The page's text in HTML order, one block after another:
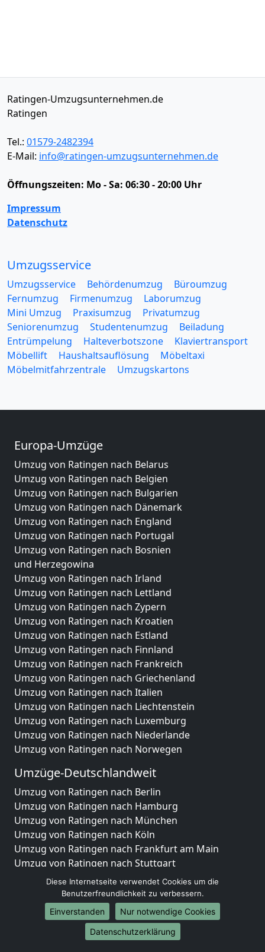
Ratingen-Umzugsunternehmen.de
Ratingen
Tel.: 01579-2482394
E-Mail: info@ratingen-umzugsunternehmen.de
Öffnungszeiten: Mo - Sa: 06:30 - 20:00 Uhr
Impressum
Datenschutz
Umzugsservice
Umzugsservice Behördenumzug
Büroumzug
Fernumzug
Firmenumzug
Laborumzug
Mini Umzug
Praxisumzug
Privatumzug
Seniorenumzug
Studentenumzug
Beiladung
Entrümpelung
Halteverbotszone
Klaviertransport
Möbellift
Haushaltsauflösung
Möbeltaxi
Möbelmitfahrzentrale
Umzugskartons
Europa-Umzüge
Umzug von Ratingen nach Belarus
Umzug von Ratingen nach Belgien
Umzug von Ratingen nach Bulgarien
Umzug von Ratingen nach Dänemark
Umzug von Ratingen nach England
Umzug von Ratingen nach Portugal
Umzug von Ratingen nach Bosnien
und Herzegowina
Umzug von Ratingen nach Irland
Umzug von Ratingen nach Lettland
Umzug von Ratingen nach Zypern
Umzug von Ratingen nach Kroatien
Umzug von Ratingen nach Estland
Umzug von Ratingen nach Finnland
Umzug von Ratingen nach Frankreich
Umzug von Ratingen nach Griechenland
Umzug von Ratingen nach Italien
Umzug von Ratingen nach Liechtenstein
Umzug von Ratingen nach Luxemburg
Umzug von Ratingen nach Niederlande
Umzug von Ratingen nach Norwegen
Umzüge-Deutschlandweit
Umzug von Ratingen nach Berlin
Umzug von Ratingen nach Hamburg
Umzug von Ratingen nach München
Umzug von Ratingen nach Köln
Umzug von Ratingen nach Frankfurt am Main
Umzug von Ratingen nach Stuttgart
Umzug von Ratingen nach Düsseldorf
Umzug von Ratingen nach Leipzig
Umzug von Ratingen nach Dortmund
Umzug von Ratingen nach Essen
Umzug von Ratingen nach Bremen
Diese Internetseite verwendet Cookies um die
Benutzerfreundlichkeit zu verbessern.
Einverstanden
Nur notwendige Cookies
Datenschutzerklärung